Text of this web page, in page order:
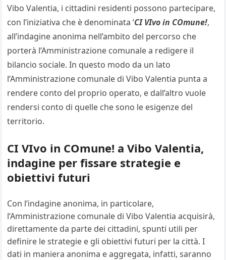
Vibo Valentia, i cittadini residenti possono partecipare,
con l’iniziativa che è denominata ‘CI VIvo in COmune!,
all’indagine anonima nell’ambito del percorso che
porterà l’Amministrazione comunale a redigere il
bilancio sociale. In questo modo da un lato
l’Amministrazione comunale di Vibo Valentia punta a
rendere conto del proprio operato, e dall’altro vuole
rendersi conto di quelle che sono le esigenze del
territorio.
CI VIvo in COmune! a Vibo Valentia,
indagine per fissare strategie e
obiettivi futuri
Con l’indagine anonima, in particolare,
l’Amministrazione comunale di Vibo Valentia acquisirà,
direttamente da parte dei cittadini, spunti utili per
definire le strategie e gli obiettivi futuri per la città. I
dati in maniera anonima e aggregata, infatti, saranno